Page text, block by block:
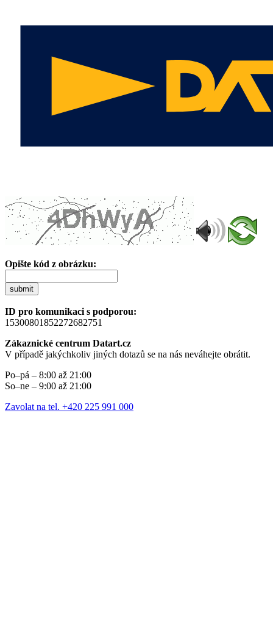
Opište kód z obrázku:
submit
ID pro komunikaci s podporou:
15300801852272682751
Zákaznické centrum Datart.cz
V případě jakýchkoliv jiných dotazů se na nás neváhejte obrátit.
Po–pá – 8:00 až 21:00
So–ne – 9:00 až 21:00
Zavolat na tel. +420 225 991 000